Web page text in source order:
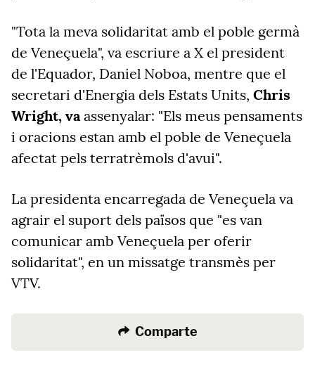
"Tota la meva solidaritat amb el poble germà
de Veneçuela", va escriure a X el president
de l'Equador, Daniel Noboa, mentre que el
secretari d'Energia dels Estats Units, Chris
Wright, vaassenyalar: "Els meus pensaments
i oracions estan amb el poble de Veneçuela
afectat pels terratrèmols d'avui".
La presidenta encarregada de Veneçuela va
agrair el suport dels països que "es van
comunicar amb Veneçuela per oferir
solidaritat", en un missatge transmès per
VTV.
Comparte